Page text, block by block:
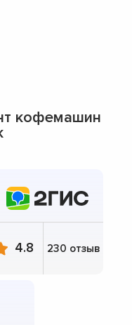
кофемашин
4.8 230 отзыв